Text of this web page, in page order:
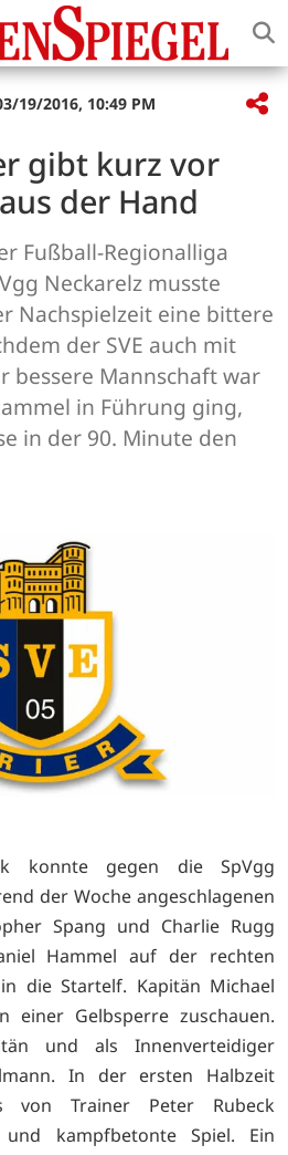
19/2016, 10:49 PM
gibt kurz vor
der Hand
Fußball-Regionalliga
Neckarelz musste
Nachspielzeit eine bittere
der SVE auch mit
bessere Mannschaft war
in Führung ging,
in der 90. Minute den
konnte gegen die SpVgg
der Woche angeschlagenen
Spang und Charlie Rugg
Hammel auf der rechten
die Startelf. Kapitän Michael
einer Gelbsperre zuschauen.
und als Innenverteidiger
In der ersten Halbzeit
von Trainer Peter Rubeck
und kampfbetonte Spiel. Ein